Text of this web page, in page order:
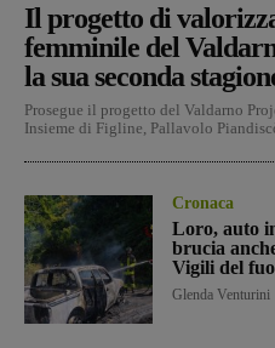
Il progetto di
femminile del
la sua seconda
Prosegue il progetto del Valdarno
Insieme di Figline, Pallavolo
Cronaca
Loro, auto
brucia
Vigili del
Glenda Venturini